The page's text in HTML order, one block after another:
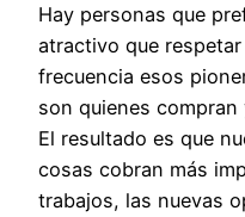
Hay personas que
atractivo que
frecuencia esos
son quienes
El resultado es que
cosas cobran más
trabajos, las nuevas